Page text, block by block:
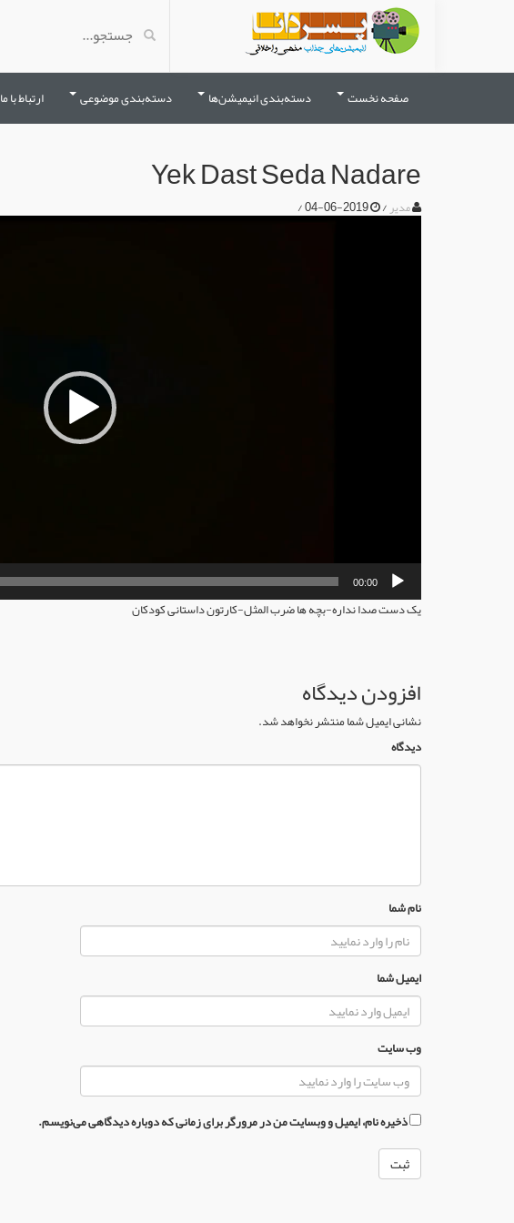
صفحه نخست دسته‌بندی انیمیشن‌ها دسته‌بندی موضوعی ارتباط با ما
Yek Dast Seda Nadare
مدیر/
/
نمایشگر
00:00
یک دست صدا نداره-بچه ها ضرب المثل-کارتون داستانی کودکان
افزودن دیدگاه
نشانی ایمیل شما منتشر نخواهد شد.
دیدگاه
نام شما
ایمیل شما
وب سایت
ذخیره نام، ایمیل و وبسایت من در مرورگر برای زمانی که دوباره دیدگاهی می‌نویسم.